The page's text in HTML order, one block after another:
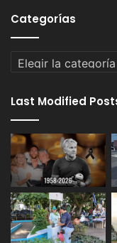
Categorías
Categorías
Last Modified